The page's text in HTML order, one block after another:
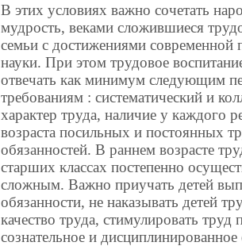
В этих условиях важно сочетать
мудрость, веками сложившиеся
семьи с достижениями современной
науки. При этом трудовое
отвечать как минимум следующим
требованиям : систематический и
характер труда, наличие у каждого
возраста посильных и постоянных
обязанностей. В раннем возрасте
старших классах постепенно
сложным. Важно приучать детей
обязанности, не наказывать детей
качество труда, стимулировать
сознательное и